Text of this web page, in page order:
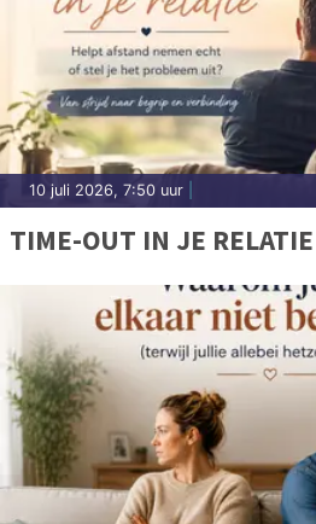
10 juli 2026, 7:50 uur
TIME-OUT IN JE RELATIE